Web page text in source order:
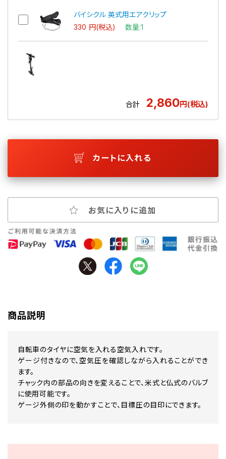
バイシクル 英式用エアクリップ
330 円(税込) 数量:1
合計 2,860円(税込)
カートに入れる
お気に入りに追加
商品説明
自転車のタイヤに空気を入れる空気入れです。
ゲージ付きなので、空気圧を確認しながら入れることができ
ます。
チャック内の部品の向きを変えることで、米式と仏式のバルブ
に使用可能です。
ゲージ外側の印を動かすことで、目標圧の目印にできます。